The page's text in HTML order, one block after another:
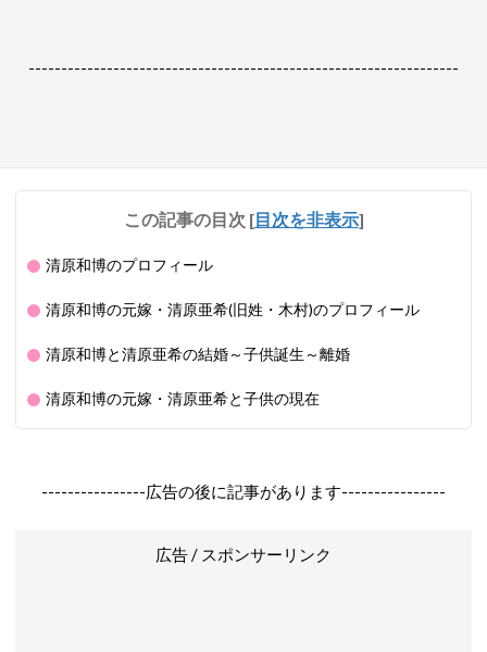
------------------------------------------------------------------
この記事の目次 [目次を非表示]
清原和博のプロフィール
清原和博の元嫁・清原亜希(旧姓・木村)のプロフィール
清原和博と清原亜希の結婚～子供誕生～離婚
清原和博の元嫁・清原亜希と子供の現在
----------------広告の後に記事があります----------------
広告 / スポンサーリンク